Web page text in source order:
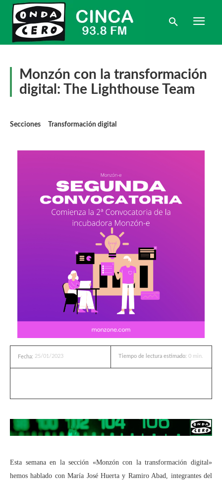
Monzón con la transformación
digital: The Lighthouse Team
Secciones Transformación digital
Fecha: 25/01/2023 Tiempo de lectura estimado: 0 min.
Esta semana en la sección «Monzón con la transformación digital»
hemos hablado con María José Huerta y Ramiro Abad, integrantes del